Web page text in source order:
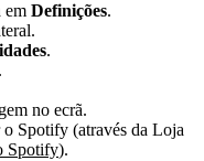
em Definições.
.
no ecrã.
Spotify (através da Loja
Spotify).